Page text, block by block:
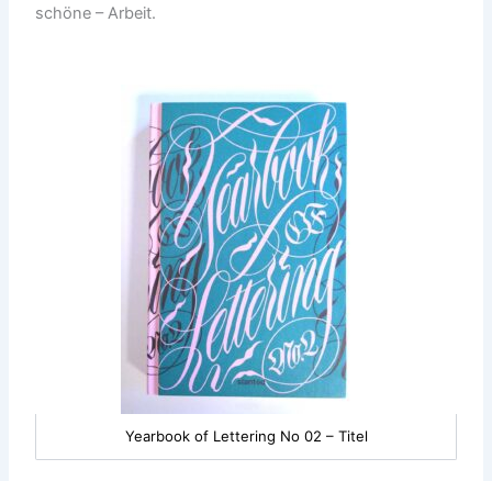
schöne – Arbeit.
Yearbook of Lettering No 02 – Titel